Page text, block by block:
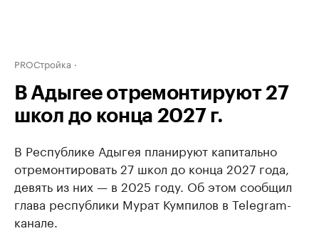
PROСтройка
В Адыгее отремонтируют 27
школ до конца 2027 г.
В Республике Адыгея планируют капитально
отремонтировать 27 школ до конца 2027 года,
девять из них — в 2025 году. Об этом сообщил
глава республики Мурат Кумпилов в Telegram-
канале.